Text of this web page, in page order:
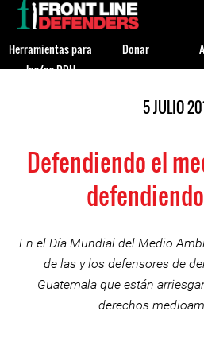
5 JULIO
Defendiendo el
En el Día Mundial del Medio
de las y los defensores de
Guatemala que están
derechos
to
top
Herramientas para
los/as DDH
Donar